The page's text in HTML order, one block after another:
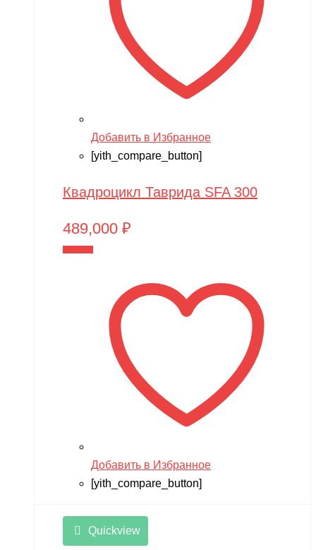
Добавить в Избранное
[yith_compare_button]
Квадроцикл Таврида SFA 300
489,000 ₽
Добавить в Избранное
[yith_compare_button]
Quickview